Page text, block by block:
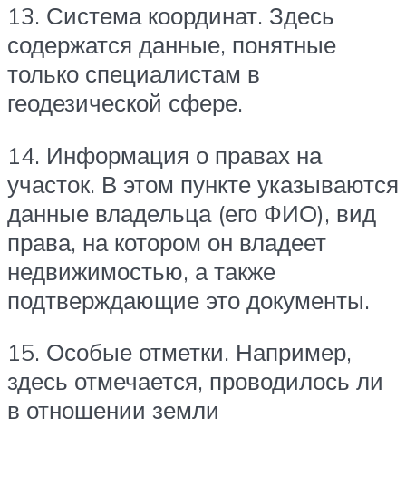
13. Система координат. Здесь
содержатся данные, понятные
только специалистам в
геодезической сфере.
14. Информация о правах на
участок. В этом пункте указываются
данные владельца (его ФИО), вид
права, на котором он владеет
недвижимостью, а также
подтверждающие это документы.
15. Особые отметки. Например,
здесь отмечается, проводилось ли
в отношении земли